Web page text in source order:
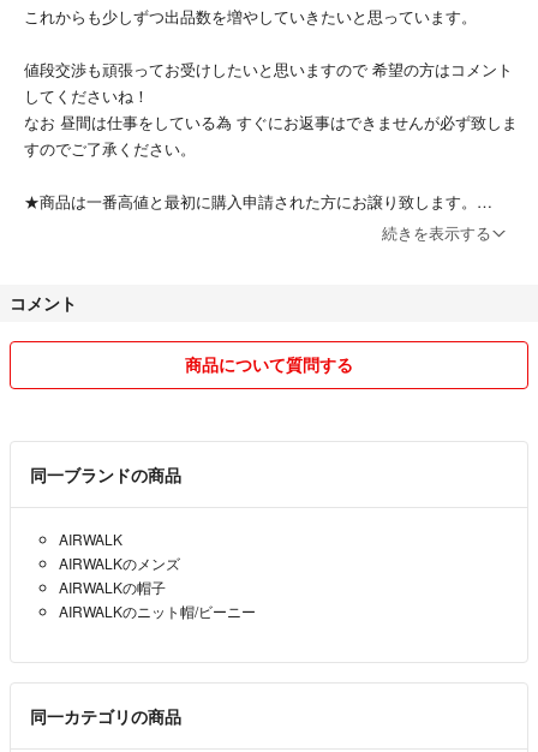
これからも少しずつ出品数を増やしていきたいと思っています。
値段交渉も頑張ってお受けしたいと思いますので 希望の方はコメント
してくださいね！
なお 昼間は仕事をしている為 すぐにお返事はできませんが必ず致しま
すのでご了承ください。
★商品は一番高値と最初に購入申請された方にお譲り致します。
★他のサイトでも同時出品しているものもあります。お取引成立次第
★発送は一番安価な方法で行います。
の事故については責任を負いかねますので予めご了承ください。
す。
続きを表示する
コメント
商品について質問する
同一ブランドの商品
AIRWALK
AIRWALKのメンズ
AIRWALKの帽子
AIRWALKのニット帽/ビーニー
同一カテゴリの商品